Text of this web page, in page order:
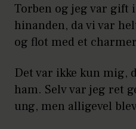
Torben og jeg var gift
hinanden, da vi var
og flot med et
Det var ikke kun mig,
ham. Selv var jeg ret
ung, men alligevel